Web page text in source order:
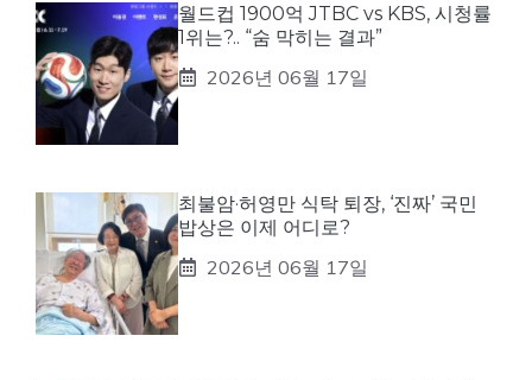
월드컵 1900억 JTBC vs KBS, 시청률
1위는?.. “숨 막히는 결과”
2026년 06월 17일
최불암·허영만 식탁 퇴장, ‘진짜’ 국민
밥상은 이제 어디로?
2026년 06월 17일